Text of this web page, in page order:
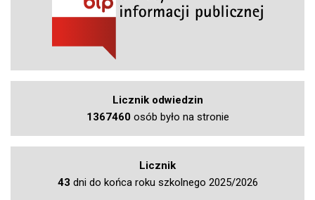
Licznik odwiedzin
1367460osób było na stronie
Licznik
43 dni do końca roku szkolnego 2025/2026